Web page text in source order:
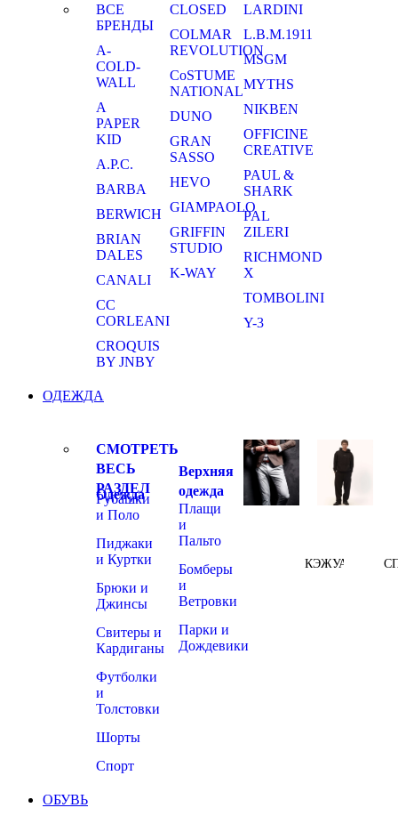
ВСЕ
БРЕНДЫ
A-
COLD-
WALL
A
PAPER
KID
A.P.C.
BARBA
BERWICH
BRIAN
DALES
CANALI
CC
CORLEANI
CROQUIS
BY JNBY
CLOSED
COLMAR
REVOLUTION
CoSTUME
NATIONAL
DUNO
GRAN
SASSO
HEVO
GIAMPAOLO
GRIFFIN
STUDIO
K-WAY
LARDINI
L.B.M.1911
MSGM
MYTHS
NIKBEN
OFFICINE
CREATIVE
PAUL &
SHARK
PAL
ZILERI
RICHMOND
X
TOMBOLINI
Y-3
ОДЕЖДА
СМОТРЕТЬ
ВЕСЬ
РАЗДЕЛ
Одежда
Рубашки
и Поло
Пиджаки
и Куртки
Брюки и
Джинсы
Свитеры и
Кардиганы
Футболки
и
Толстовки
Шорты
Спорт
Верхняя
одежда
Плащи
и
Пальто
Бомберы
и
Ветровки
Парки и
Дождевики
КЭЖУАЛ
ОБУВЬ